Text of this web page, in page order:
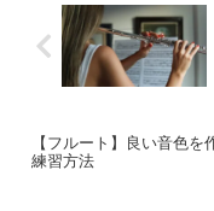
【フルート】良い音色を
練習方法